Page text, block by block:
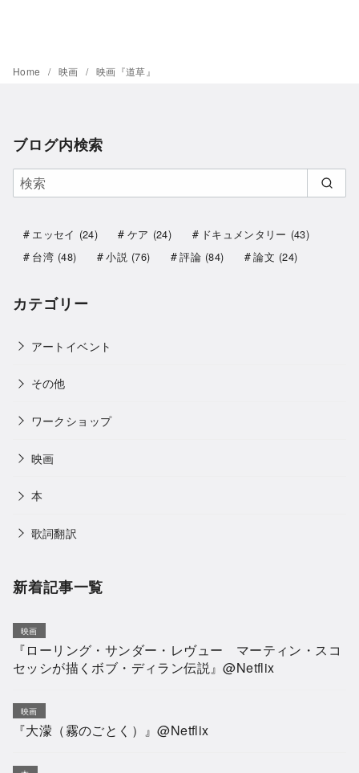
Home 映画 映画『道草』
ブログ内検索
エッセイ (24) ケア (24) ドキュメンタリー (43)
台湾 (48) 小説 (76) 評論 (84) 論文 (24)
カテゴリー
アートイベント
その他
ワークショップ
映画
本
歌詞翻訳
新着記事一覧
映画
『ローリング・サンダー・レヴュー マーティン・スコ
セッシが描くボブ・ディラン伝説』@Netflix
映画
『大濛（霧のごとく）』@Netflix